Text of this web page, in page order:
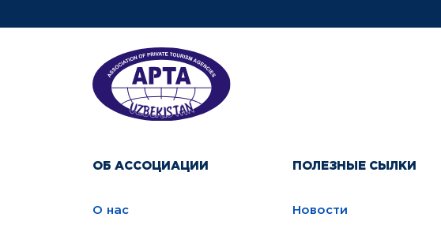
ОБ АССОЦИАЦИИ
О нас
ПОЛЕЗНЫЕ СЫЛКИ
Новости